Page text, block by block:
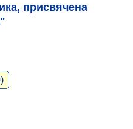
присвячена